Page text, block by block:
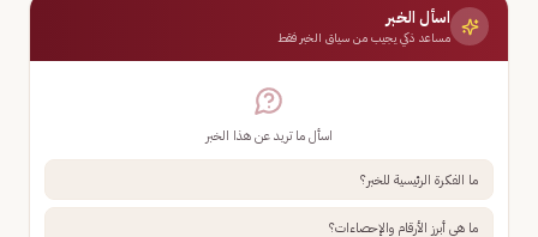
اسأل الخبر
مساعد ذكي يجيب من سياق الخبر فقط
اسأل ما تريد عن هذا الخبر
ما الفكرة الرئيسية للخبر؟
ما هي أبرز الأرقام والإحصاءات؟